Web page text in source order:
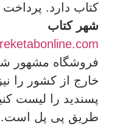
کتاب دارد.
شهر کتاب
فروشگاه مشهور
خارج از کشور را
پسندید را لیست
طریق پی پل است.